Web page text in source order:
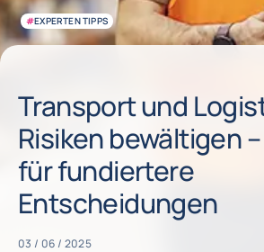
#EXPERTEN TIPPS
Transport und
Risiken bewältigen
für fundiertere
Entscheidungen
03 / 06 / 2025